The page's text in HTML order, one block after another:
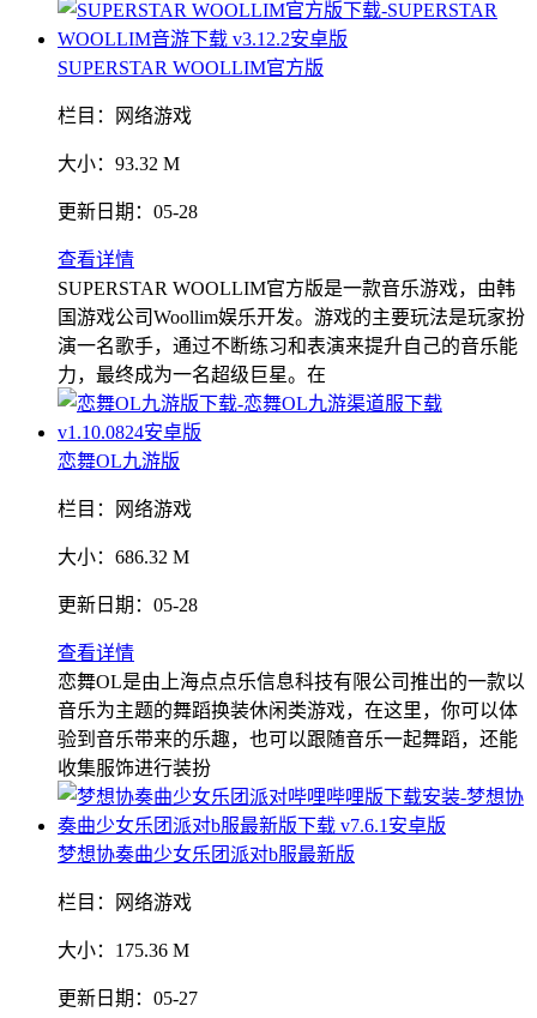
SUPERSTAR WOOLLIM官方版
栏目： 网络游戏
大小： 93.32 M
更新日期： 05-28
查看详情
SUPERSTAR WOOLLIM官方版是一款音乐游戏，由韩
国游戏公司Woollim娱乐开发。游戏的主要玩法是玩家扮
演一名歌手，通过不断练习和表演来提升自己的音乐能
力，最终成为一名超级巨星。在
恋舞OL九游版
栏目： 网络游戏
大小： 686.32 M
更新日期： 05-28
查看详情
恋舞OL是由上海点点乐信息科技有限公司推出的一款以
音乐为主题的舞蹈换装休闲类游戏，在这里，你可以体
验到音乐带来的乐趣，也可以跟随音乐一起舞蹈，还能
收集服饰进行装扮
梦想协奏曲少女乐团派对b服最新版
栏目： 网络游戏
大小： 175.36 M
更新日期： 05-27